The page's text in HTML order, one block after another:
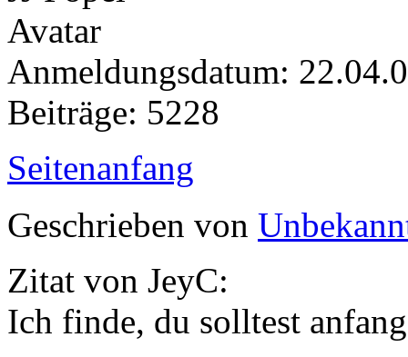
Anmeldungsdatum:
Beiträge: 5228
Seitenanfang
Geschrieben von
Zitat von JeyC:
Ich finde, du solltest